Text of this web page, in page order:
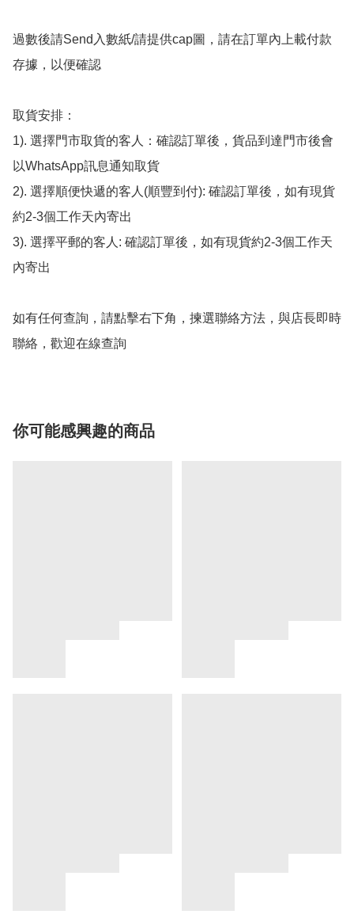
過數後請Send入數紙/請提供cap圖，請在訂單內上載付款
存據，以便確認
取貨安排：
1). 選擇門市取貨的客人：確認訂單後，貨品到達門市後會
以WhatsApp訊息通知取貨
2). 選擇順便快遞的客人(順豐到付): 確認訂單後，如有現貨
約2-3個工作天內寄出
3). 選擇平郵的客人: 確認訂單後，如有現貨約2-3個工作天
內寄出
如有任何查詢，請點擊右下角，揀選聯絡方法，與店長即時
聯絡，歡迎在線查詢
你可能感興趣的商品